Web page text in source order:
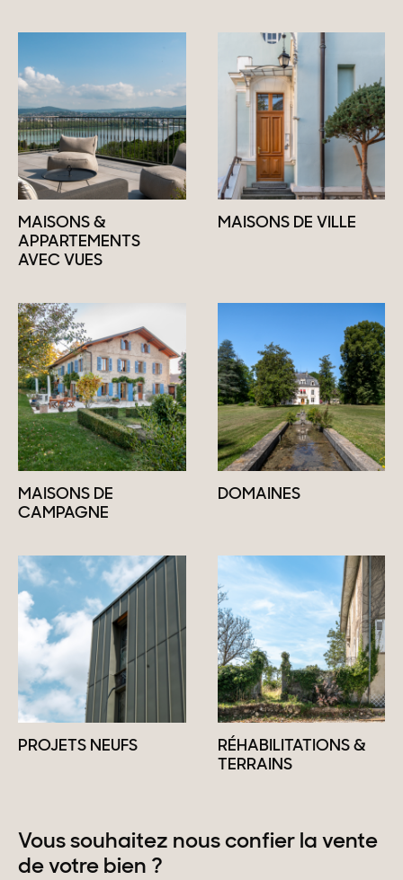
MAISONS &
APPARTEMENTS
AVEC VUES
MAISONS DE VILLE
MAISONS DE
CAMPAGNE
DOMAINES
PROJETS NEUFS
RÉHABILITATIONS &
TERRAINS
Vous souhaitez nous confier la vente
de votre bien ?